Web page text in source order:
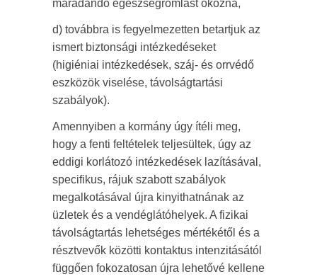
maradandó egészségromlást okozna,
d) továbbra is fegyelmezetten betartjuk az
ismert biztonsági intézkedéseket
(higiéniai intézkedések, száj- és orrvédő
eszközök viselése, távolságtartási
szabályok).
Amennyiben a kormány úgy ítéli meg,
hogy a fenti feltételek teljesültek, úgy az
eddigi korlátozó intézkedések lazításával,
specifikus, rájuk szabott szabályok
megalkotásával újra kinyithatnának az
üzletek és a vendéglátóhelyek. A fizikai
távolságtartás lehetséges mértékétől és a
résztvevők közötti kontaktus intenzitásától
függően fokozatosan újra lehetővé kellene